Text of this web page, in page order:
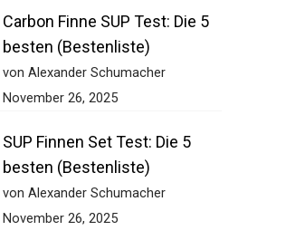
Carbon Finne SUP Test: Die 5
besten (Bestenliste)
von Alexander Schumacher
November 26, 2025
SUP Finnen Set Test: Die 5
besten (Bestenliste)
von Alexander Schumacher
November 26, 2025